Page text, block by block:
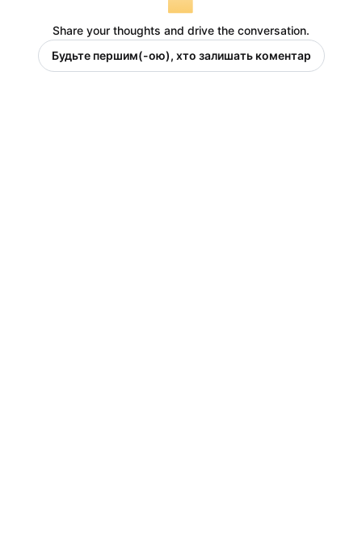
Share your thoughts and drive the conversation.
Будьте першим(-ою), хто залишать коментар